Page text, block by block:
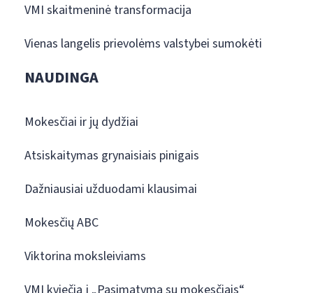
VMI skaitmeninė transformacija
Vienas langelis prievolėms valstybei sumokėti
NAUDINGA
Mokesčiai ir jų dydžiai
Atsiskaitymas grynaisiais pinigais
Dažniausiai užduodami klausimai
Mokesčių ABC
Viktorina moksleiviams
VMI kviečia į „Pasimatymą su mokesčiais“